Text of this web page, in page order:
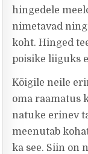
hingedele
nimetavad ning
koht. Hinged
poisike liiguks
Kõigile neile
oma raamatus
natuke erinev
meenutab
ka see. Siin on